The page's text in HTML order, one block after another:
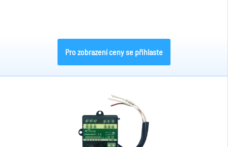
Pro zobrazení ceny se přihlaste